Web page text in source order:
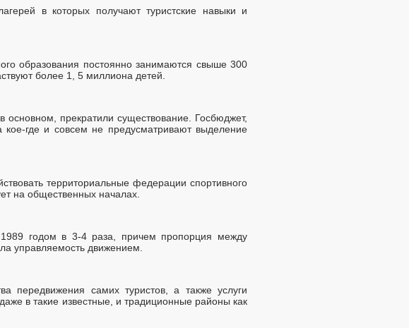
в которых получают туристские навыки и
образования постоянно занимаются свыше 300
более 1, 5 миллиона детей.
прекратили существование. Госбюджет,
где и совсем не предусматривают выделение
территориальные федерации спортивного
на общественных началах.
годом в 3-4 раза, причем пропорция между
управляемость движением.
передвижения самих туристов, а также услуги
в такие известные, и традиционные районы как